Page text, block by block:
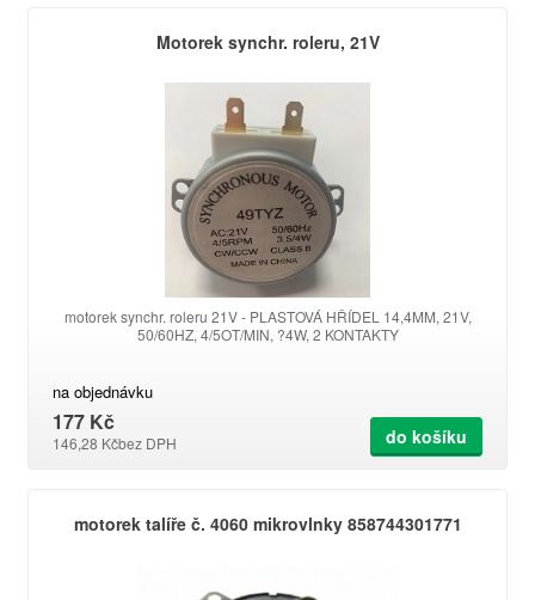
Motorek synchr. roleru, 21V
motorek synchr. roleru 21V - PLASTOVÁ HŘÍDEL 14,4MM, 21V,
50/60HZ, 4/5OT/MIN, ?4W, 2 KONTAKTY
na objednávku
177 Kč
146,28 Kčbez DPH do košíku
motorek talíře č. 4060 mikrovlnky 858744301771